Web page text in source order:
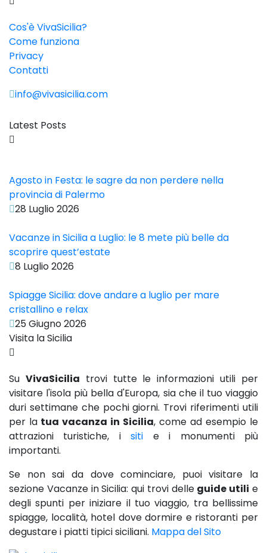
Cos'è VivaSicilia?
Come funziona
Privacy
Contatti
info@vivasicilia.com
Latest Posts
Agosto in Festa: le sagre da non perdere nella
provincia di Palermo
28 Luglio 2026
Vacanze in Sicilia a Luglio: le 8 mete più belle da
scoprire quest’estate
8 Luglio 2026
Spiagge Sicilia: dove andare a luglio per mare
cristallino e relax
25 Giugno 2026
Visita la Sicilia
Su VivaSicilia trovi tutte le informazioni utili per
visitare l'isola più bella d'Europa, sia che il tuo viaggio
duri settimane che pochi giorni. Trovi riferimenti utili
per la tua vacanza in Sicilia, come ad esempio le
attrazioni turistiche, isiti e i monumenti più
importanti.
Se non sai da dove cominciare, puoi visitare la
sezione Vacanze in Sicilia: qui trovi delle guide utili e
degli spunti per iniziare il tuo viaggio, tra bellissime
spiagge, località, hotel dove dormire e ristoranti per
degustare i piatti tipici siciliani. Mappa del Sito